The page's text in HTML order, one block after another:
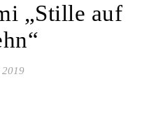
„Stille auf